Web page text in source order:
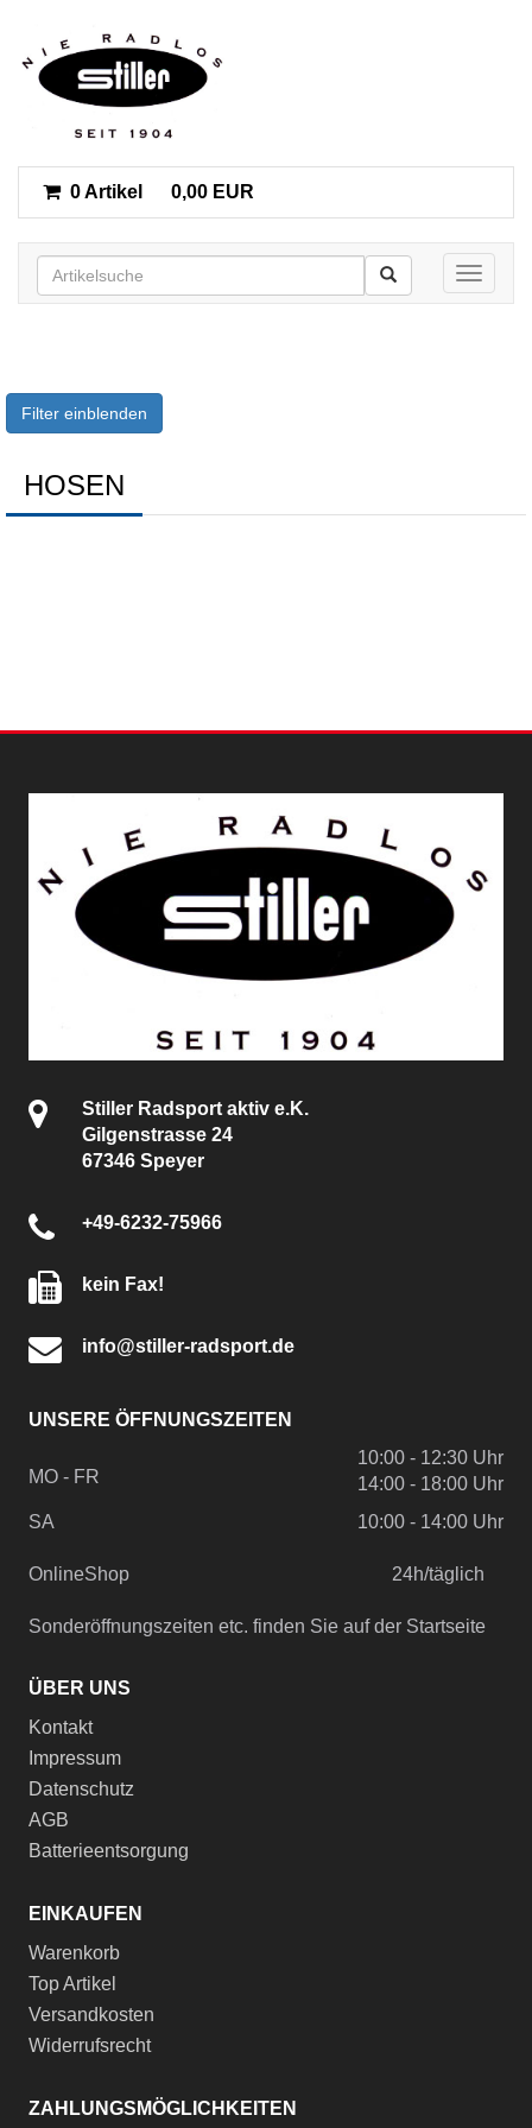
0 Artikel 0,00 EUR
Toggle
Filter einblenden
HOSEN
Stiller Radsport aktiv e.K.
Gilgenstrasse 24
67346 Speyer
+49-6232-75966
kein Fax!
info@stiller-radsport.de
UNSERE ÖFFNUNGSZEITEN
MO - FR
10:00 - 12:30 Uhr
14:00 - 18:00 Uhr
SA
10:00 - 14:00 Uhr
OnlineShop 24h/täglich
Sonderöffnungszeiten etc. finden Sie auf der Startseite
ÜBER UNS
Kontakt
Impressum
Datenschutz
AGB
Batterieentsorgung
EINKAUFEN
Warenkorb
Top Artikel
Versandkosten
Widerrufsrecht
ZAHLUNGSMÖGLICHKEITEN